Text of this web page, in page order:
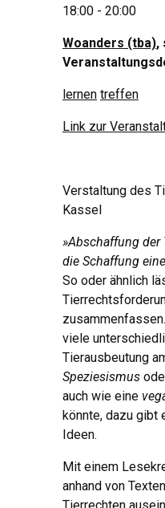
18:00 - 20:00
Woanders (tba),
lernen treffen
Link zur
Verstaltung des
Kassel
»Abschaffung
die Schaffung
So oder ähnlich
viele
Tierausbeutung
Speziesismus
auch wie eine
könnte, dazu gibt
Ideen.
Mit einem
anhand von